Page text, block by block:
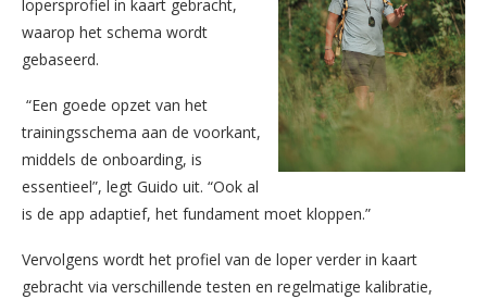
lopersprofiel in kaart gebracht,
waarop het schema wordt
gebaseerd.
“Een goede opzet van het
trainingsschema aan de voorkant,
middels de onboarding, is
essentieel”, legt Guido uit. “Ook al
is de app adaptief, het fundament moet kloppen.”
Vervolgens wordt het profiel van de loper verder in kaart
gebracht via verschillende testen en regelmatige kalibratie,